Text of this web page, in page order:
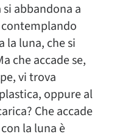
abbandona a
la luna, che si
che accade se,
vi trova
oppure al
Che accade
la luna è